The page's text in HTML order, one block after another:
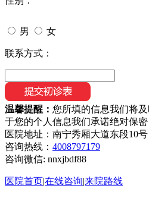
男 女
联系方式：
温馨提醒： 您所填的信息我们将
于您的个人信息我们承诺绝对保
医院地址：南宁秀厢大道东段10号
咨询热线： 4008797179
咨询微信: nnxjbdf88
医院首页|在线咨询|来院路线